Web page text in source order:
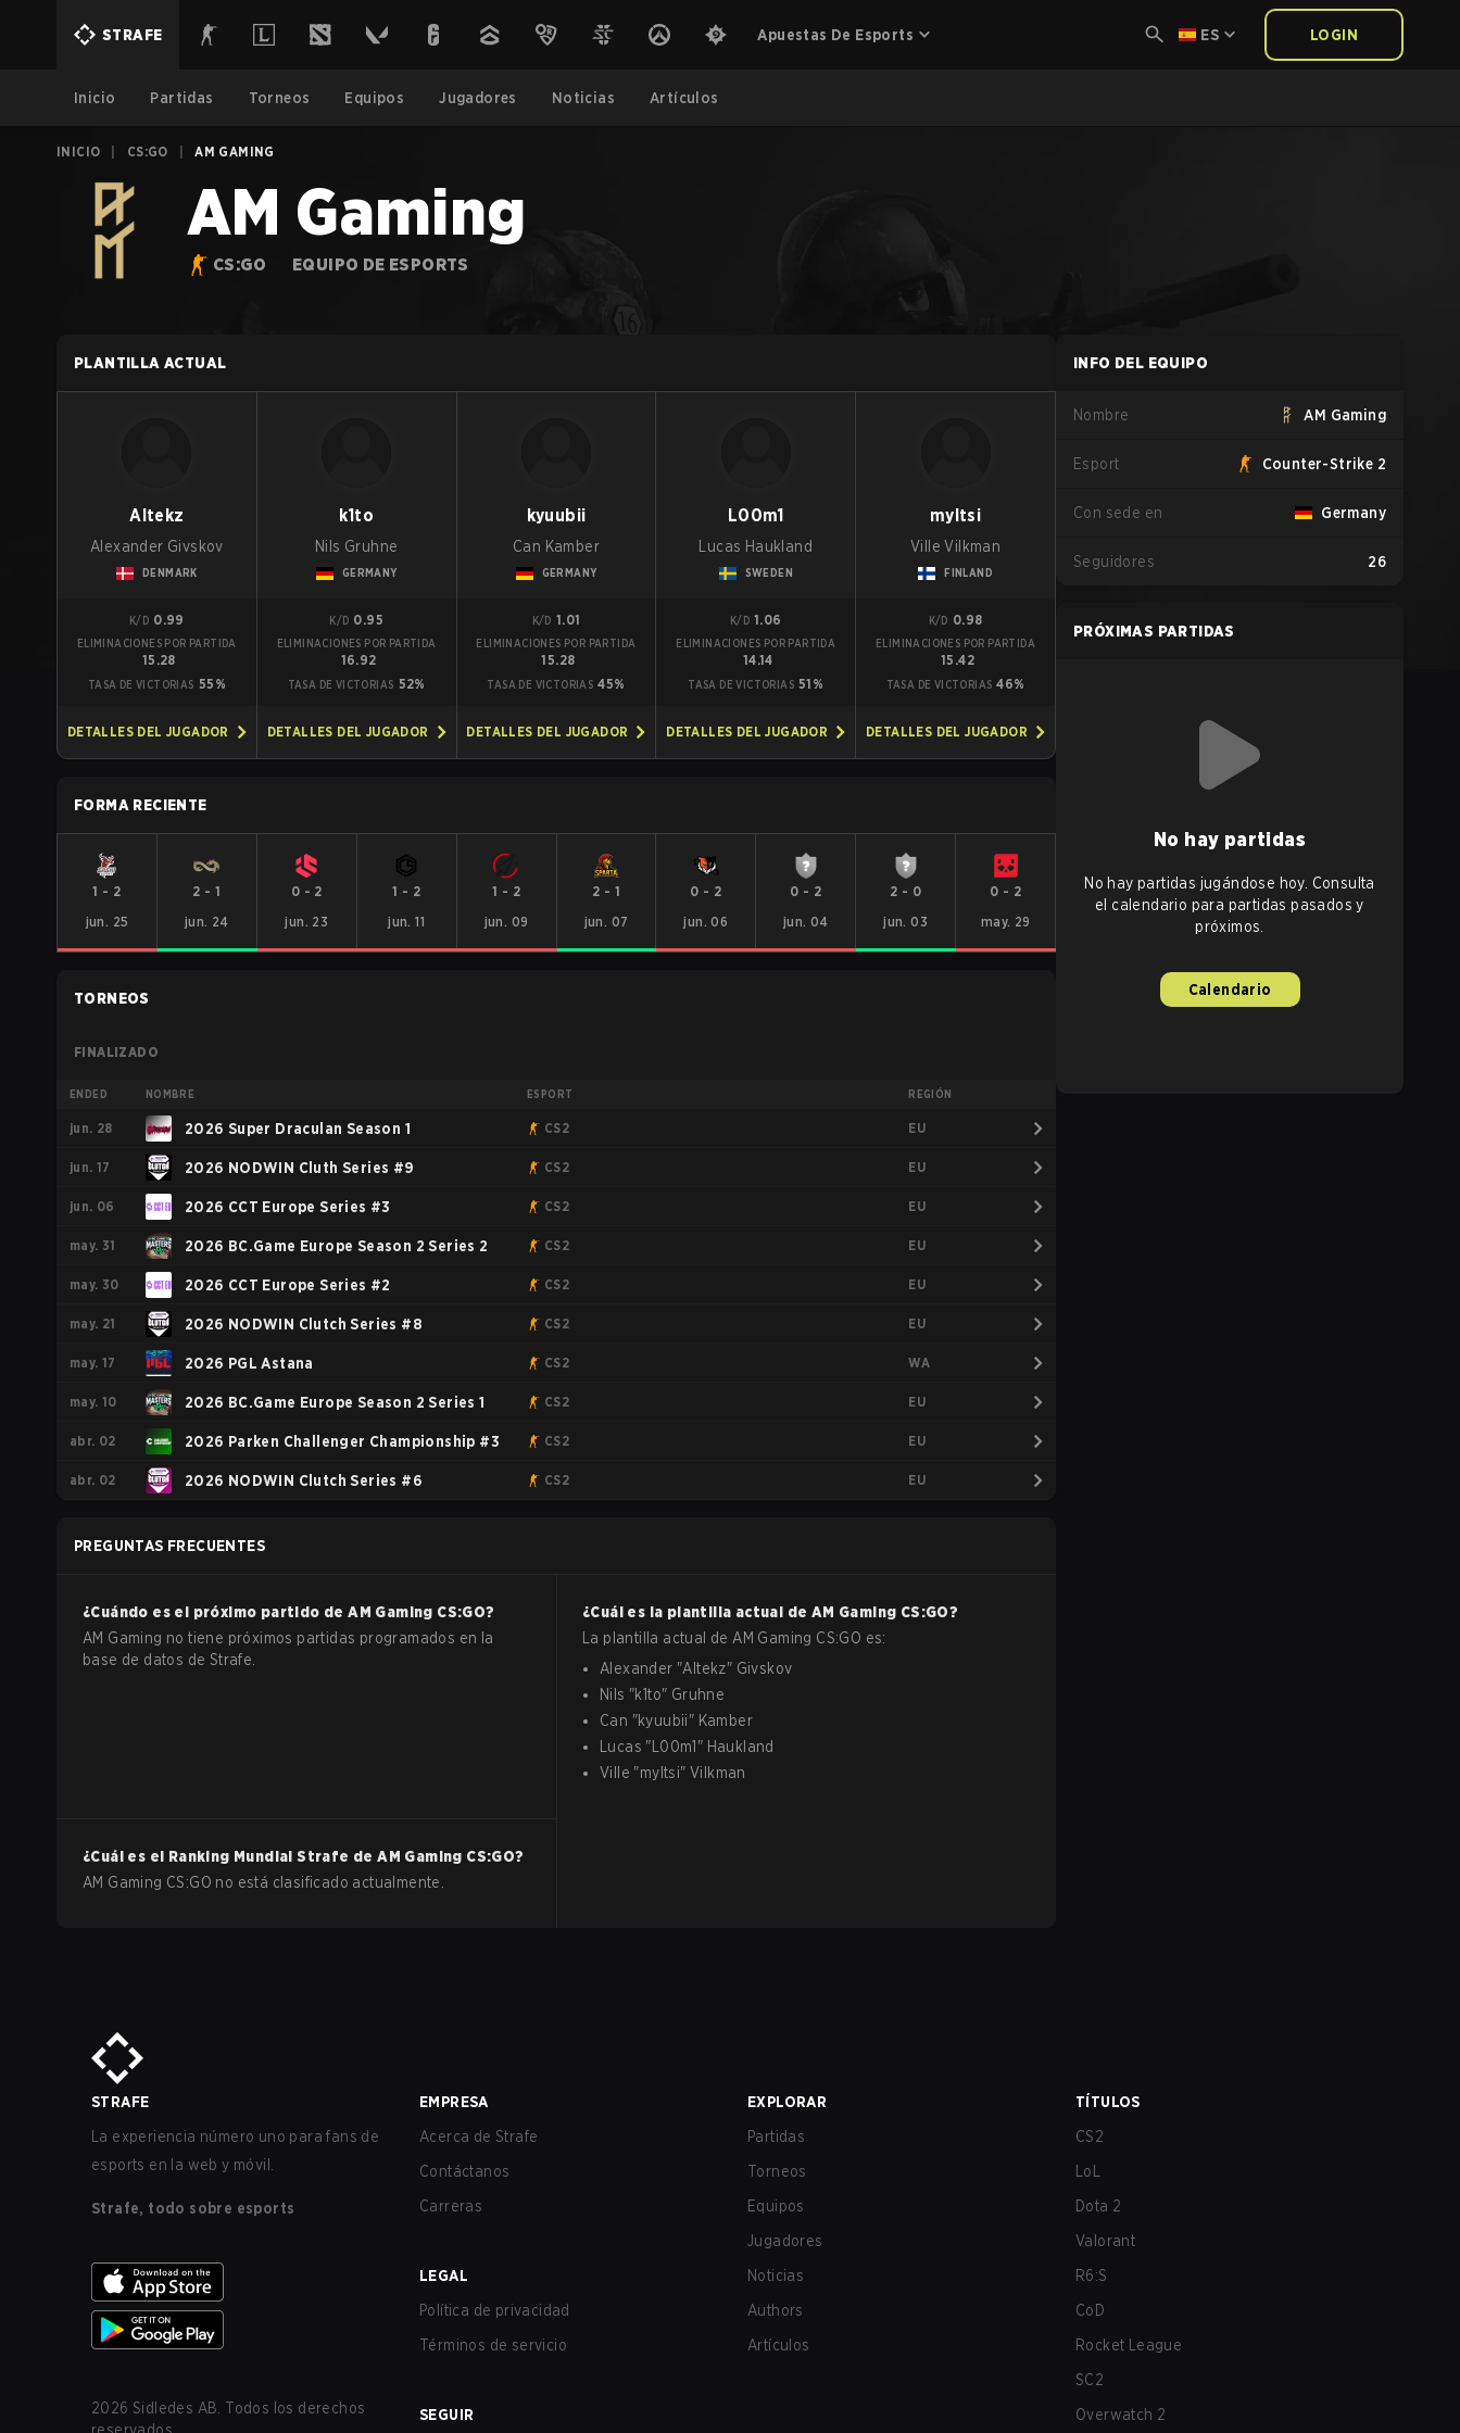
STRAFE Apuestas De Esports ES LOGIN
Inicio Partidas Torneos Equipos Jugadores Noticias Artículos
INICIO CS:GO AM GAMING
AM Gaming
CS:GO EQUIPO DE ESPORTS
PLANTILLA ACTUAL
Altekz
Alexander Givskov
DENMARK
K/D 0.99
ELIMINACIONES POR PARTIDA
15.28
TASA DE VICTORIAS 55%
DETALLES DEL JUGADOR
k1to
Nils Gruhne
GERMANY
K/D 0.95
ELIMINACIONES POR PARTIDA
16.92
TASA DE VICTORIAS 52%
DETALLES DEL JUGADOR
kyuubii
Can Kamber
GERMANY
K/D 1.01
ELIMINACIONES POR PARTIDA
15.28
TASA DE VICTORIAS 45%
DETALLES DEL JUGADOR
L00m1
Lucas Haukland
SWEDEN
K/D 1.06
ELIMINACIONES POR PARTIDA
14.14
TASA DE VICTORIAS 51%
DETALLES DEL JUGADOR
myltsi
Ville Vilkman
FINLAND
K/D 0.98
ELIMINACIONES POR PARTIDA
15.42
TASA DE VICTORIAS 46%
DETALLES DEL JUGADOR
FORMA RECIENTE
1 - 2
jun. 25
2 - 1
jun. 24
0 - 2
jun. 23
1 - 2
jun. 11
1 - 2
jun. 09
2 - 1
jun. 07
0 - 2
jun. 06
0 - 2
jun. 04
2 - 0
jun. 03
0 - 2
may. 29
TORNEOS
FINALIZADO
ENDED NOMBRE ESPORT REGIÓN
jun. 28 2026 Super Draculan Season 1 CS2 EU
jun. 17 2026 NODWIN Cluth Series #9 CS2 EU
jun. 06 2026 CCT Europe Series #3 CS2 EU
may. 31 2026 BC.Game Europe Season 2 Series 2 CS2 EU
may. 30 2026 CCT Europe Series #2 CS2 EU
may. 21 2026 NODWIN Clutch Series #8 CS2 EU
may. 17 2026 PGL Astana CS2 WA
may. 10 2026 BC.Game Europe Season 2 Series 1 CS2 EU
abr. 02 2026 Parken Challenger Championship #3 CS2 EU
abr. 02 2026 NODWIN Clutch Series #6 CS2 EU
PREGUNTAS FRECUENTES
¿Cuándo es el próximo partido deAM Gaming CS:GO?
AM Gaming no tiene próximos partidas programados en la
base de datos de Strafe.
¿Cuál es la plantilla actual de AM Gaming CS:GO?
La plantilla actual de AM Gaming CS:GO es:
Alexander "Altekz" Givskov
Nils "k1to" Gruhne
Can "kyuubii" Kamber
Lucas " L00m1 " Haukland
Ville "myltsi"Vilkman
¿Cuál es el Ranking Mundial Strafe deAM Gaming CS:GO?
AM Gaming CS:GO no está clasificado actualmente.
INFO DEL EQUIPO
Nombre AM Gaming
Esport Counter-Strike 2
Con sede en Germany
Seguidores 26
PRÓXIMAS PARTIDAS
No hay partidas
No hay partidas jugándose hoy. Consulta
el calendario para partidas pasados y
próximos.
Calendario
STRAFE
La experiencia número uno para fans de
esports en la web y móvil.
Strafe, todo sobre esports
2026 Sidledes AB. Todos los derechos
EMPRESA
Acerca de Strafe
Contáctanos
Carreras
LEGAL
Política de privacidad
Términos de servicio
SEGUIR
EXPLORAR
Partidas
Torneos
Equipos
Jugadores
Noticias
Authors
Artículos
TÍTULOS
CS2
LoL
Dota 2
Valorant
R6:S
CoD
Rocket League
SC2
Overwatch 2